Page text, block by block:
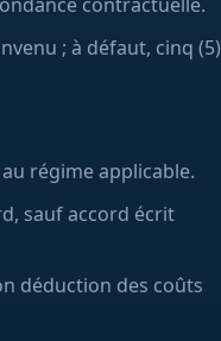
; à défaut, cinq (5)
régime applicable.
sauf accord écrit
déduction des coûts